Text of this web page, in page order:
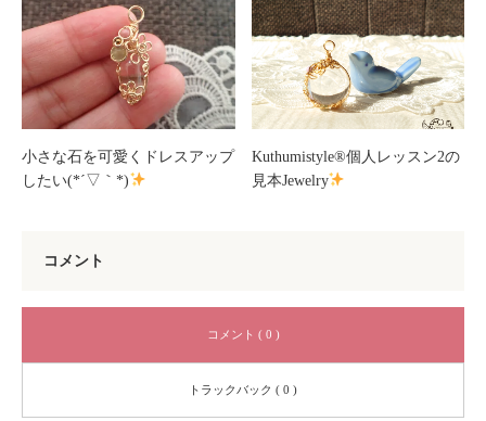
小さな石を可愛くドレスアップ
したい(*´▽｀*)
Kuthumistyle®️個人レッスン2の
見本Jewelry
コメント
コメント ( 0 )
トラックバック ( 0 )